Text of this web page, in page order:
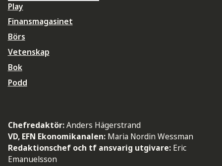
Play
Finansmagasinet
Börs
Vetenskap
Bok
Podd
Chefredaktör:Anders Hägerstrand
VD, EFN Ekonomikanalen: Maria Nordin Wessman
Redaktionschef och tf ansvarig utgivare: Eric
Emanuelsson